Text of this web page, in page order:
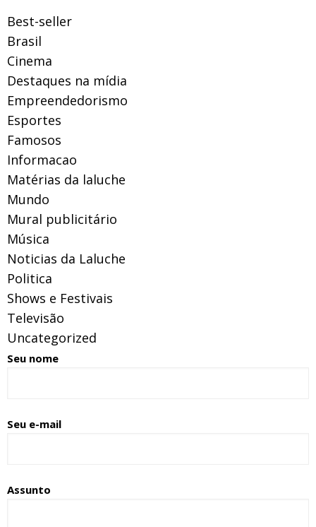
Best-seller
Brasil
Cinema
Destaques na mídia
Empreendedorismo
Esportes
Famosos
Informacao
Matérias da laluche
Mundo
Mural publicitário
Música
Noticias da Laluche
Politica
Shows e Festivais
Televisão
Uncategorized
Seu nome
Seu e-mail
Assunto